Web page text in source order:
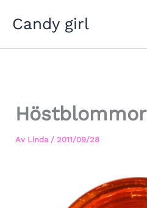
Candy girl
Höstblommor
Av Linda / 2011/09/28